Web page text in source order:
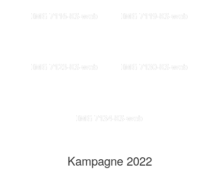
IMG 7116-KS-web IMG 7119-KS-web
IMG 7123-KS-web IMG 7130-KS-web
IMG 7134-KS-web
Kampagne 2022